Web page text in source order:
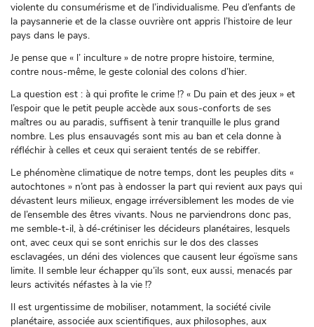
violente du consumérisme et de l’individualisme. Peu d’enfants de
la paysannerie et de la classe ouvrière ont appris l’histoire de leur
pays dans le pays.
Je pense que « l’ inculture » de notre propre histoire, termine,
contre nous-même, le geste colonial des colons d’hier.
La question est : à qui profite le crime !? « Du pain et des jeux » et
l’espoir que le petit peuple accède aux sous-conforts de ses
maîtres ou au paradis, suffisent à tenir tranquille le plus grand
nombre. Les plus ensauvagés sont mis au ban et cela donne à
réfléchir à celles et ceux qui seraient tentés de se rebiffer.
Le phénomène climatique de notre temps, dont les peuples dits «
autochtones » n’ont pas à endosser la part qui revient aux pays qui
dévastent leurs milieux, engage irréversiblement les modes de vie
de l’ensemble des êtres vivants. Nous ne parviendrons donc pas,
me semble-t-il, à dé-crétiniser les décideurs planétaires, lesquels
ont, avec ceux qui se sont enrichis sur le dos des classes
esclavagées, un déni des violences que causent leur égoïsme sans
limite. Il semble leur échapper qu’ils sont, eux aussi, menacés par
leurs activités néfastes à la vie !?
Il est urgentissime de mobiliser, notamment, la société civile
planétaire, associée aux scientifiques, aux philosophes, aux